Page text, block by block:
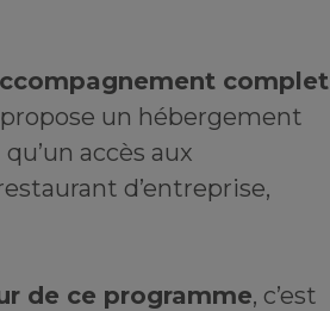
complet
un hébergement
accès aux
d’entreprise,
de ce programme, c’est